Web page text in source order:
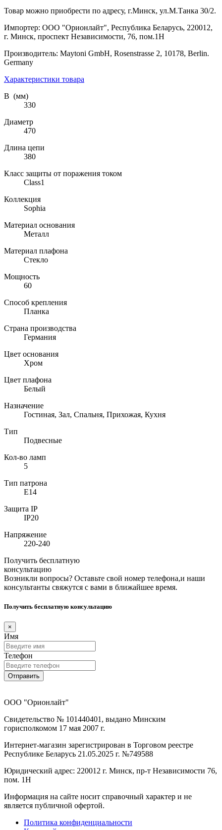
Товар можно приобрести по адресу, г.Минск, ул.М.Танка 30/2.
Импортер: ООО "Орионлайт", Республика Беларусь, 220012,
г. Минск, проспект Независимости, 76, пом.1Н
Производитель: Maytoni GmbH, Rosenstrasse 2, 10178, Berlin.
Germany
Характеристики товара
В (мм)
330
Диаметр
470
Длина цепи
380
Класс защиты от поражения током
Class1
Коллекция
Sophia
Материал основания
Металл
Материал плафона
Стекло
Мощность
60
Способ крепления
Планка
Страна производства
Германия
Цвет основания
Хром
Цвет плафона
Белый
Назначение
Гостиная, Зал, Спальня, Прихожая, Кухня
Тип
Подвесные
Кол-во ламп
5
Тип патрона
E14
Защита IP
IP20
Напряжение
220-240
Получить бесплатную
консультацию
Возникли вопросы? Оставьте свой номер телефона,и наши
консультанты свяжутся с вами в ближайшее время.
Получить бесплатную консультацию
×
Имя
Телефон
Отправить
ООО "Орионлайт"
Свидетельство № 101440401, выдано Минским
горисполкомом 17 мая 2007 г.
Интернет-магазин зарегистрирован в Торговом реестре
Республике Беларусь 21.05.2025 г. №749588
Юридический адрес: 220012 г. Минск, пр-т Независимости 76,
пом. 1Н
Информация на сайте носит справочный характер и не
является публичной офертой.
Политика конфиденциальности